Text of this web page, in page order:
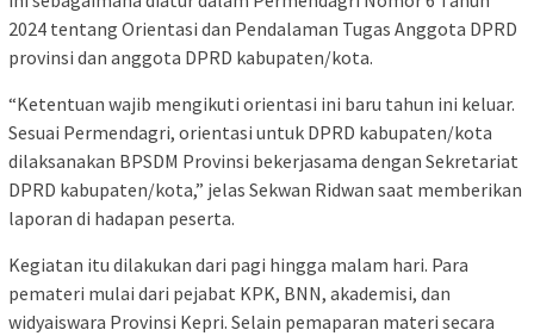
2024 tentang Orientasi dan Pendalaman Tugas Anggota DPRD
provinsi dan anggota DPRD kabupaten/kota.
“Ketentuan wajib mengikuti orientasi ini baru tahun ini keluar.
Sesuai Permendagri, orientasi untuk DPRD kabupaten/kota
dilaksanakan BPSDM Provinsi bekerjasama dengan Sekretariat
DPRD kabupaten/kota,” jelas Sekwan Ridwan saat memberikan
laporan di hadapan peserta.
Kegiatan itu dilakukan dari pagi hingga malam hari. Para
pemateri mulai dari pejabat KPK, BNN, akademisi, dan
widyaiswara Provinsi Kepri. Selain pemaparan materi secara